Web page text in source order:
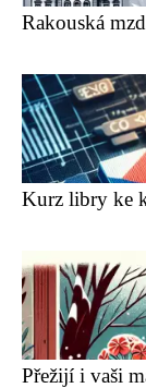
Rakouská
Kurz libry ke
Přežijí i vaši